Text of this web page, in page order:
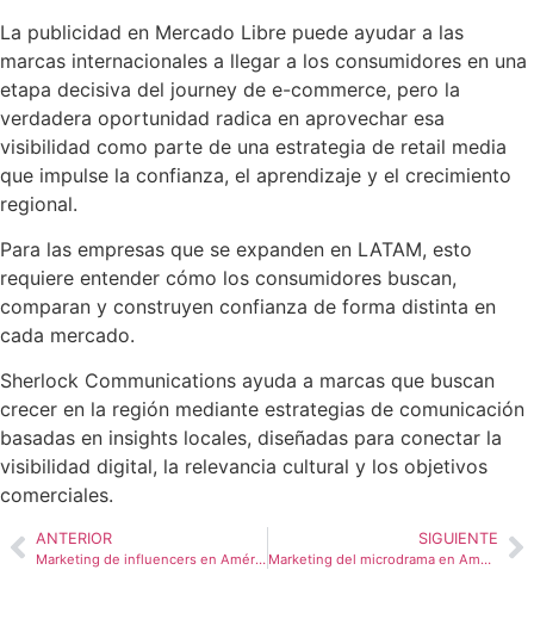
La publicidad en Mercado Libre puede ayudar a las
marcas internacionales a llegar a los consumidores en una
etapa decisiva del journey de e-commerce, pero la
verdadera oportunidad radica en aprovechar esa
visibilidad como parte de una estrategia de retail media
que impulse la confianza, el aprendizaje y el crecimiento
regional.
Para las empresas que se expanden en LATAM, esto
requiere entender cómo los consumidores buscan,
comparan y construyen confianza de forma distinta en
cada mercado.
Sherlock Communications ayuda a marcas que buscan
crecer en la región mediante estrategias de comunicación
basadas en insights locales, diseñadas para conectar la
visibilidad digital, la relevancia cultural y los objetivos
comerciales.
ANTERIOR
Marketing de influencers en América Latina: por qué las estrategias con nano influencers se quedan cortas
SIGUIENTE
Marketing del microdrama en América Latina: storytelling corto y comercio social